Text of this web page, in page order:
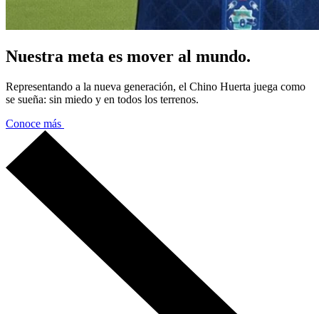
Nuestra meta es mover al mundo.
Representando a la nueva generación, el Chino Huerta juega como
se sueña: sin miedo y en todos los terrenos.
Conoce más